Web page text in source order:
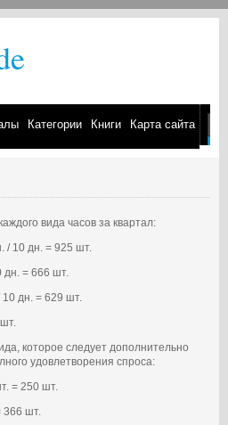
Категории Книги Карта сайта
вида часов за квартал:
/ 10 дн. = 925 шт.
дн. = 666 шт.
дн. = 629 шт.
которое следует дополнительно
удовлетворения спроса:
= 250 шт.
366 шт.